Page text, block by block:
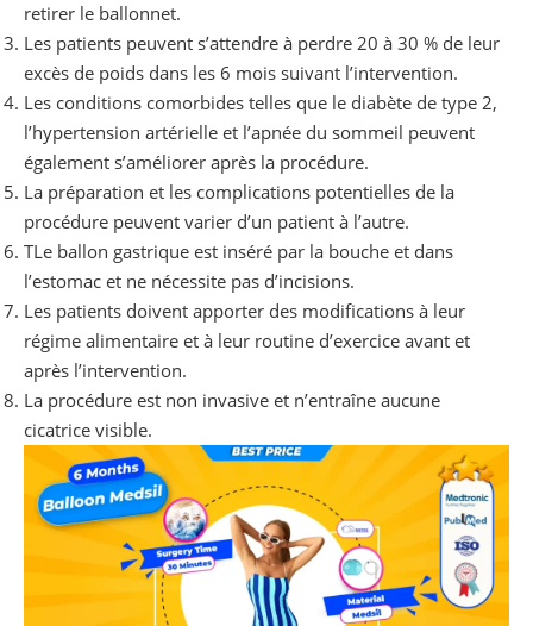
retirer le ballonnet.
Les patients peuvent s’attendre à perdre 20 à 30 % de leur
excès de poids dans les 6 mois suivant l’intervention.
Les conditions comorbides telles que le diabète de type 2,
l’hypertension artérielle et l’apnée du sommeil peuvent
également s’améliorer après la procédure.
La préparation et les complications potentielles de la
procédure peuvent varier d’un patient à l’autre.
TLe ballon gastrique est inséré par la bouche et dans
l’estomac et ne nécessite pas d’incisions.
Les patients doivent apporter des modifications à leur
régime alimentaire et à leur routine d’exercice avant et
après l’intervention.
La procédure est non invasive et n’entraîne aucune
cicatrice visible.